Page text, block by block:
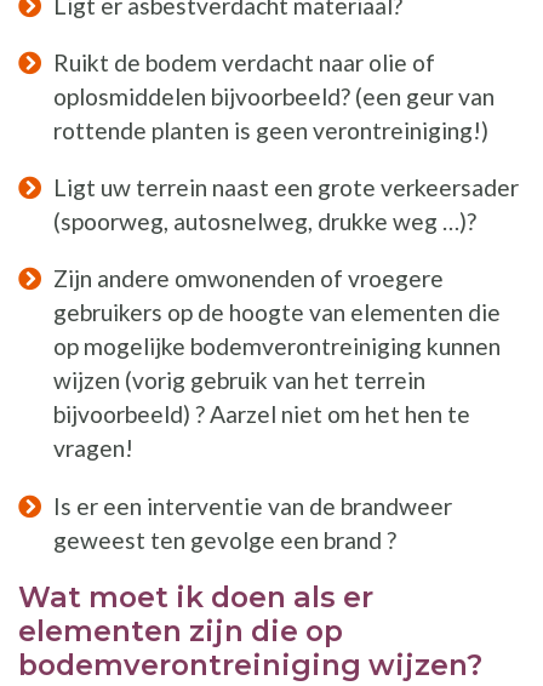
Ruikt de bodem verdacht naar olie of
oplosmiddelen bijvoorbeeld? (een geur van
rottende planten is geen verontreiniging!)
Ligt uw terrein naast een grote verkeersader
(spoorweg, autosnelweg, drukke weg …)?
Zijn andere omwonenden of vroegere
gebruikers op de hoogte van elementen die
op mogelijke bodemverontreiniging kunnen
wijzen (vorig gebruik van het terrein
bijvoorbeeld) ? Aarzel niet om het hen te
vragen!
Is er een interventie van de brandweer
geweest ten gevolge een brand ?
Wat moet ik doen als er
elementen zijn die op
bodemverontreiniging wijzen?